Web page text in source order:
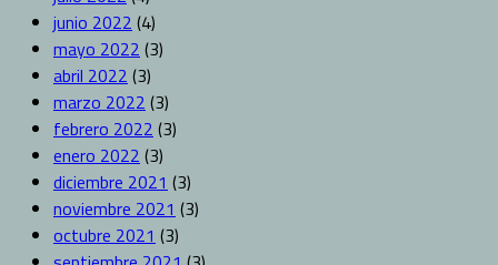
junio 2022 (4)
mayo 2022 (3)
abril 2022 (3)
marzo 2022 (3)
febrero 2022 (3)
enero 2022 (3)
diciembre 2021 (3)
noviembre 2021 (3)
octubre 2021 (3)